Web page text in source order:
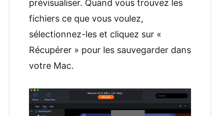
prévisualiser. Quand vous trouvez les
fichiers ce que vous voulez,
sélectionnez-les et cliquez sur «
Récupérer » pour les sauvegarder dans
votre Mac.